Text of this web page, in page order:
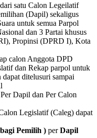
satu Calon Legeilatif
(Dapil) sekaligus
untuk semua Parpol
dan 3 Partai khusus
Propinsi (DPRD I), Kota
calon Anggota DPD
dan Rekap parpol untuk
ditelusuri sampai
Dapil dan Per Calon
Legislatif (Caleg) dapat
Pemilih ) perDapil